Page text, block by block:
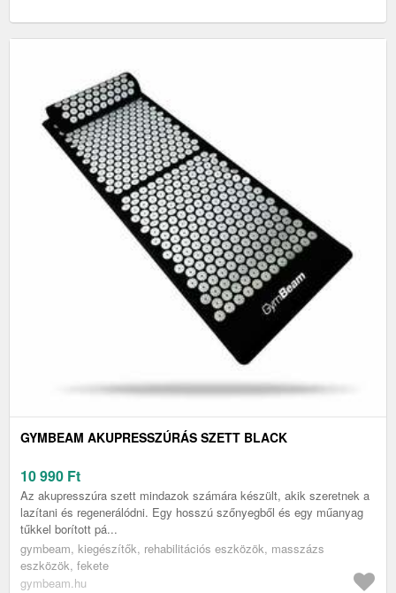
GYMBEAM AKUPRESSZÚRÁS SZETT BLACK
10 990 Ft
Az akupresszúra szett mindazok számára készült, akik szeretnek a
lazítani és regenerálódni. Egy hosszú szőnyegből és egy műanyag
tűkkel borított pá...
gymbeam, kiegészítők, rehabilitációs eszközök, masszázs
eszközök, fekete
gymbeam.hu